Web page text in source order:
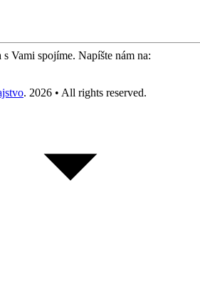
Vami spojíme. Napíšte nám na:
. 2026 • All rights reserved.